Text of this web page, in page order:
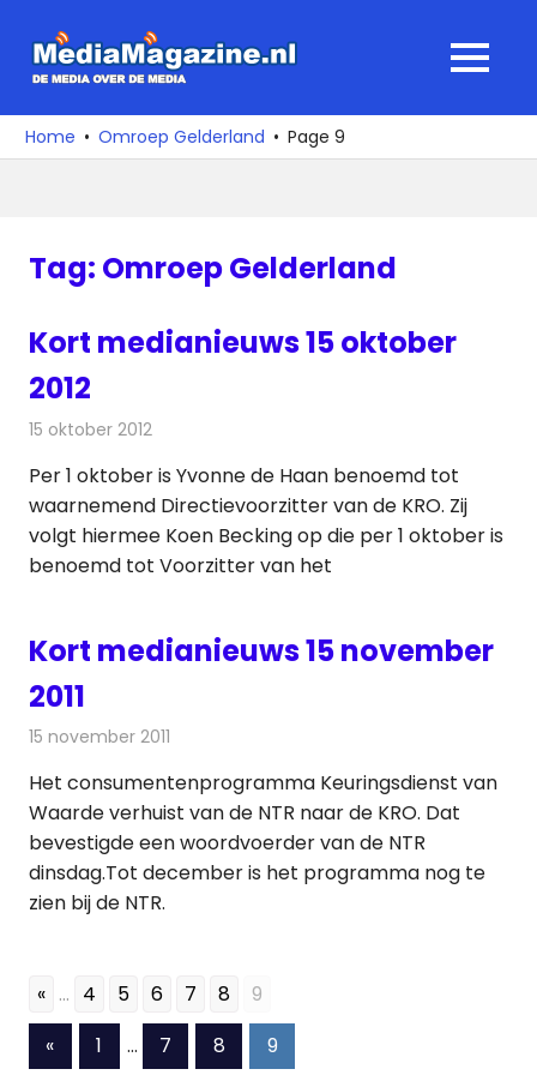
naar
media
over
MENU
Home Omroep Gelderland Page 9
Tag: Omroep Gelderland
Kort medianieuws 15 oktober
2012
15 oktober 2012
Per 1 oktober is Yvonne de Haan benoemd tot
waarnemend Directievoorzitter van de KRO. Zij
volgt hiermee Koen Becking op die per 1 oktober is
benoemd tot Voorzitter van het
Kort medianieuws 15 november
2011
15 november 2011
Het consumentenprogramma Keuringsdienst van
Waarde verhuist van de NTR naar de KRO. Dat
bevestigde een woordvoerder van de NTR
dinsdag.Tot december is het programma nog te
zien bij de NTR.
« ... 4 5 6 7 8 9
Berichten
«Vorige1 … 7 8 9